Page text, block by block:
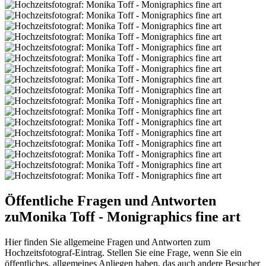
Öffentliche Fragen und Antworten
zuMonika Toff - Monigraphics fine art
Hier finden Sie allgemeine Fragen und Antworten zum
Hochzeitsfotograf-Eintrag. Stellen Sie eine Frage, wenn Sie ein
öffentliches, allgemeines Anliegen haben, das auch andere Besucher